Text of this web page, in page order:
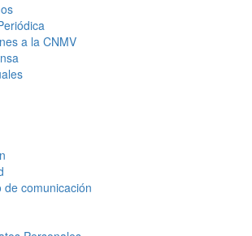
a la CNMV
de comunicación